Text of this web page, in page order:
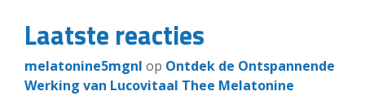
Laatste reacties
melatonine5mgnl op Ontdek de Ontspannende
Werking van Lucovitaal Thee Melatonine